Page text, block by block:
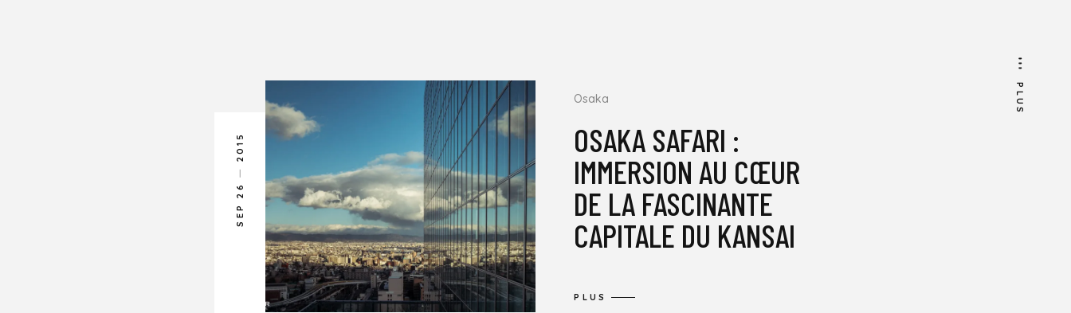
Osaka
OSAKA SAFARI :
IMMERSION AU CŒUR
DE LA FASCINANTE
CAPITALE DU KANSAI
PLUS
SEP 26
2015
PLUS